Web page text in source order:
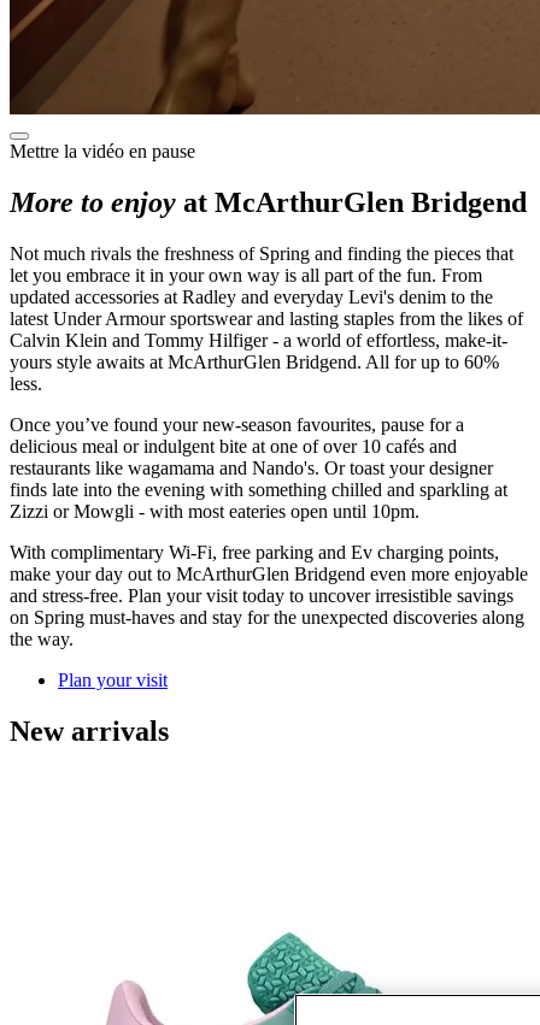
Mettre la vidéo en pause
More to enjoy at McArthurGlen Bridgend
Not much rivals the freshness of Spring and finding the pieces that
let you embrace it in your own way is all part of the fun. From
updated accessories at Radley and everyday Levi's denim to the
latest Under Armour sportswear and lasting staples from the likes of
Calvin Klein and Tommy Hilfiger - a world of effortless, make-it-
yours style awaits at McArthurGlen Bridgend. All for up to 60%
less.
Once you’ve found your new-season favourites, pause for a
delicious meal or indulgent bite at one of over 10 cafés and
restaurants like wagamama and Nando's. Or toast your designer
finds late into the evening with something chilled and sparkling at
Zizzi or Mowgli - with most eateries open until 10pm.
With complimentary Wi-Fi, free parking and Ev charging points,
make your day out to McArthurGlen Bridgend even more enjoyable
and stress-free. Plan your visit today to uncover irresistible savings
on Spring must-haves and stay for the unexpected discoveries along
the way.
Plan your visit
New arrivals